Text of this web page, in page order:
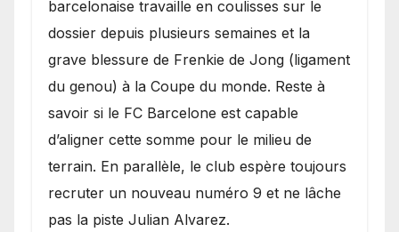
barcelonaise travaille en coulisses sur le
dossier depuis plusieurs semaines et la
grave blessure de Frenkie de Jong (ligament
du genou) à la Coupe du monde. Reste à
savoir si le FC Barcelone est capable
d’aligner cette somme pour le milieu de
terrain. En parallèle, le club espère toujours
recruter un nouveau numéro 9 et ne lâche
pas la piste Julian Alvarez.